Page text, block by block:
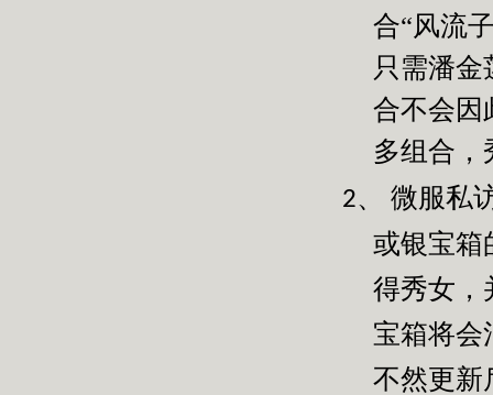
合“风流
只需潘
合不会因
多组合，
2、
微服私
或银宝箱
得秀女，
宝箱将会
不然更新